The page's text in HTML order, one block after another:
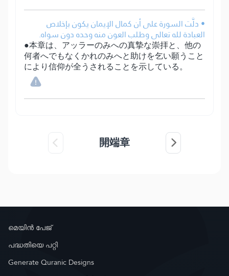
• دلَّت السورة على أن كمال الإيمان يكون بإخلاص
العبادة لله تعالى وطلب العون منه وحده دون سواه.
●本章は、アッラーのみへの真摯な崇拝と、他の
何者へでもなくかれのみへと助けを乞い願うこと
により信仰が全うされることを示している。
開端章
മെയിൻ പേജ്
പദ്ധതിയെ പറ്റി
Generate Quranic Designs